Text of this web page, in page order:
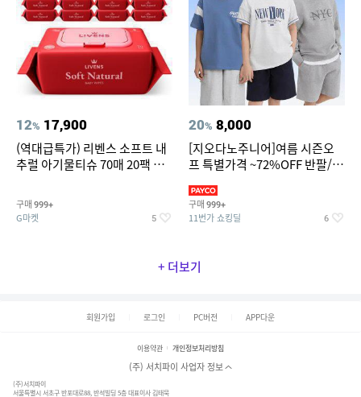
12% 17,900
(역대급특가) 리벤스 소프트 내
추럴 아기물티슈 70매 20팩 캡
구매 999+
G마켓 5
20% 8,000
[지오다노주니어]여름 시즌오
프 특별가격 ~72%OFF 반팔/반
구매 999+
11번가 쇼킹딜 6
+ 더보기
회원가입 로그인 PC버전 APP다운
이용약관 개인정보처리방침
(주) 서치파이 사업자 정보
(주)서치파이
서울특별시 서초구 반포대로88, 반석빌딩 5층 대표이사 김태묵